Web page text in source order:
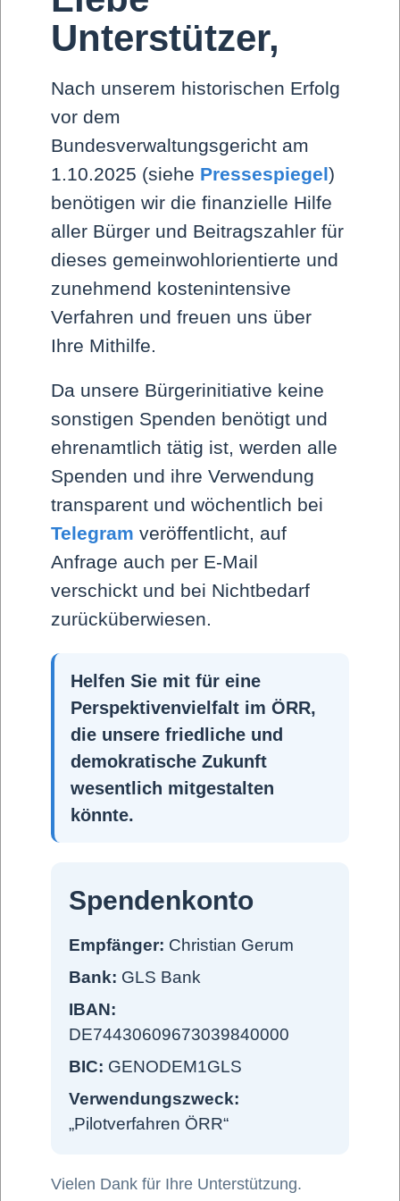
Unterstützer,
Nach unserem historischen Erfolg
vor dem
Bundesverwaltungsgericht am
1.10.2025 (siehe Pressespiegel)
benötigen wir die finanzielle Hilfe
aller Bürger und Beitragszahler für
dieses gemeinwohlorientierte und
zunehmend kostenintensive
Verfahren und freuen uns über
Ihre Mithilfe.
Da unsere Bürgerinitiative keine
sonstigen Spenden benötigt und
ehrenamtlich tätig ist, werden alle
Spenden und ihre Verwendung
transparent und wöchentlich bei
Telegram veröffentlicht, auf
Anfrage auch per E-Mail
verschickt und bei Nichtbedarf
zurücküberwiesen.
Helfen Sie mit für eine
Perspektivenvielfalt im ÖRR,
die unsere friedliche und
demokratische Zukunft
wesentlich mitgestalten
könnte.
Spendenkonto
Empfänger: Christian Gerum
Bank: GLS Bank
IBAN:
DE74430609673039840000
BIC: GENODEM1GLS
Verwendungszweck:
„Pilotverfahren ÖRR“
Vielen Dank für Ihre Unterstützung.